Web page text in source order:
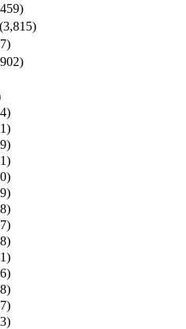
(3,815)